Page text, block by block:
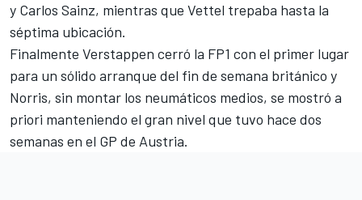
y Carlos Sainz, mientras que Vettel trepaba hasta la
séptima ubicación.
Finalmente Verstappen cerró la FP1 con el primer lugar
para un sólido arranque del fin de semana británico y
Norris, sin montar los neumáticos medios, se mostró a
priori manteniendo el gran nivel que tuvo hace dos
semanas en el GP de Austria.